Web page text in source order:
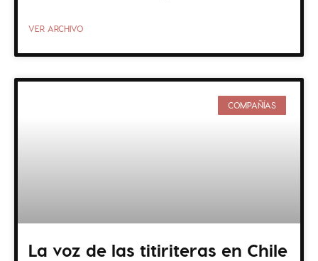
VER ARCHIVO
COMPAÑÍAS
La voz de las titiriteras en Chile